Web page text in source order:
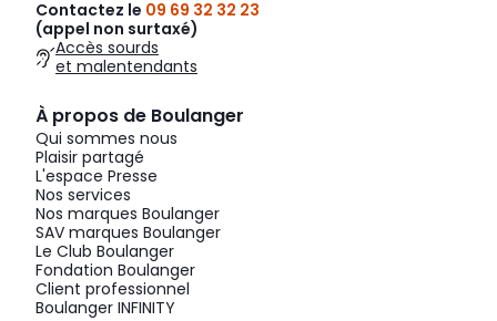
Contactez le 09 69 32 32 23
(appel non surtaxé)
Accès sourds
et malentendants
À propos de Boulanger
Qui sommes nous
Plaisir partagé
L'espace Presse
Nos services
Nos marques Boulanger
SAV marques Boulanger
Le Club Boulanger
Fondation Boulanger
Client professionnel
Boulanger INFINITY